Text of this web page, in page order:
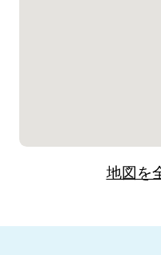
地図を